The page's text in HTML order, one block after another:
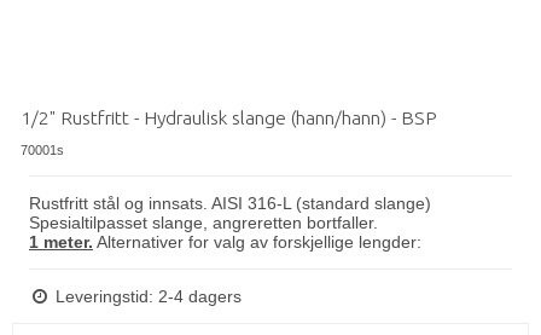
1/2" Rustfritt - Hydraulisk slange (hann/hann) - BSP
70001s
Rustfritt stål og innsats. AISI 316-L (standard slange)
Spesialtilpasset slange, angreretten bortfaller.
1 meter. Alternativer for valg av forskjellige lengder:
Leveringstid: 2-4 dagers